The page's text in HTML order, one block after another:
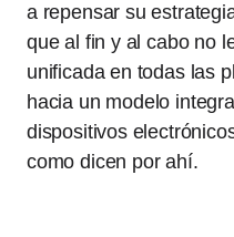
a repensar su
que al fin y al cabo no
unificada en todas las
hacia un modelo
dispositivos
como dicen por ahí.